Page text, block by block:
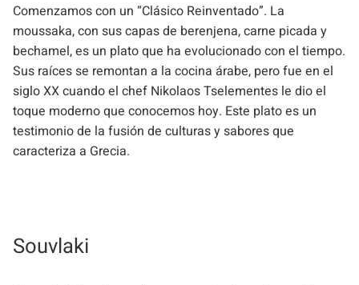
Comenzamos con un “Clásico Reinventado”. La
moussaka, con sus capas de berenjena, carne picada y
bechamel, es un plato que ha evolucionado con el tiempo.
Sus raíces se remontan a la cocina árabe, pero fue en el
siglo XX cuando el chef Nikolaos Tselementes le dio el
toque moderno que conocemos hoy. Este plato es un
testimonio de la fusión de culturas y sabores que
caracteriza a Grecia.
Souvlaki